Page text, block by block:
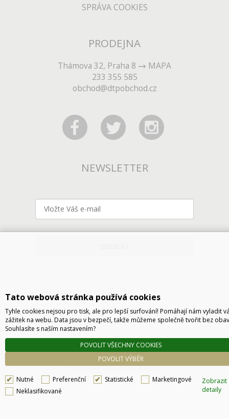
SPRÁVA COOKIES
PRODEJNA
Thámova 32, Praha 8
MAPA
233 355 585
obchod@dtpobchod.cz
NEWSLETTER
Technické řešení © 2026 CyberSoft s.r.o.
Podle zákona o evidenci tržeb je prodávající povinen vystavit kupujícímu účtenku. Zároveň
je povinen zaevidovat přijatou tržbu u správce daně online, v případě technického
Tato webová stránka používá cookies
Tyhle cookies nejsou pro tisk, ale pro lepší surfování! Pomáhají nám vyladit
zážitek na webu. Data jsou v bezpečí, takže můžeme společně tvořit bez
Souhlasíte s naším nastavením?
POVOLIT VÝBĚR
POVOLIT VŠECHNY COOKIES
Nutné Preferenční Statistické
Marketingové
Neklasifikované
Zobrazit
detaily